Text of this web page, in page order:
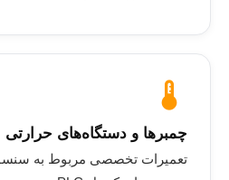
thermostat
چمبرها و دستگاه‌های حرارتی
تعمیرات تخصصی مربوط به